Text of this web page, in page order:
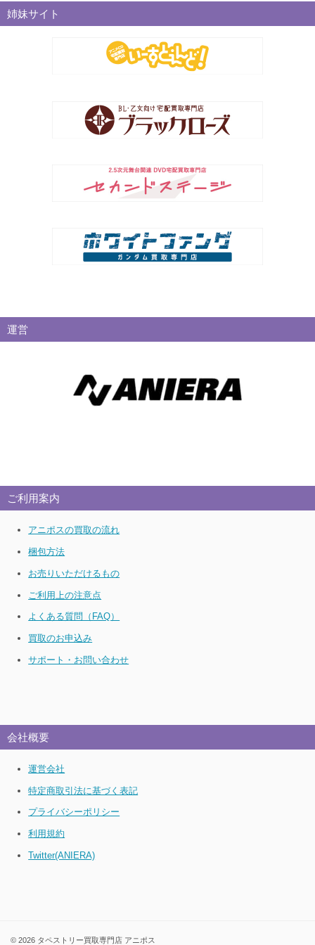
姉妹サイト
運営
ご利用案内
アニポスの買取の流れ
梱包方法
お売りいただけるもの
ご利用上の注意点
よくある質問（FAQ）
買取のお申込み
サポート・お問い合わせ
会社概要
運営会社
特定商取引法に基づく表記
プライバシーポリシー
利用規約
Twitter(ANIERA)
© 2026 タペストリー買取専門店 アニポス